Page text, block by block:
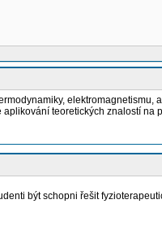
teoretických znalostí
být schopni řešit